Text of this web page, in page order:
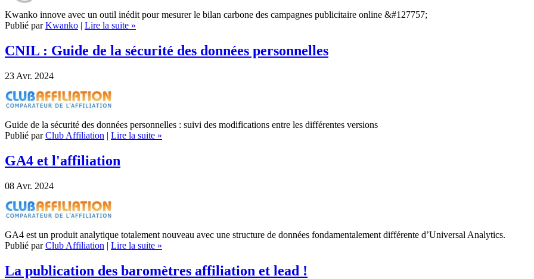
Kwanko innove avec un outil inédit pour mesurer le bilan carbone des campagnes publicitaire online &#127757;
Publié parKwanko | Lire la suite »
CNIL : Guide de la sécurité des données personnelles
23 Avr. 2024
Guide de la sécurité des données personnelles : suivi des modifications entre les différentes versions
Publié parClub Affiliation | Lire la suite »
GA4 et l'affiliation
08 Avr. 2024
GA4 est un produit analytique totalement nouveau avec une structure de données fondamentalement différente d’Universal Analytics.
Publié parClub Affiliation | Lire la suite »
La publication des baromètres affiliation et lead !